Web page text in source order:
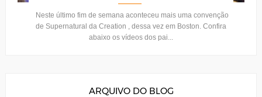
Neste último fim de semana aconteceu mais uma convenção
de Supernatural da Creation , dessa vez em Boston. Confira
abaixo os vídeos dos pai...
ARQUIVO DO BLOG